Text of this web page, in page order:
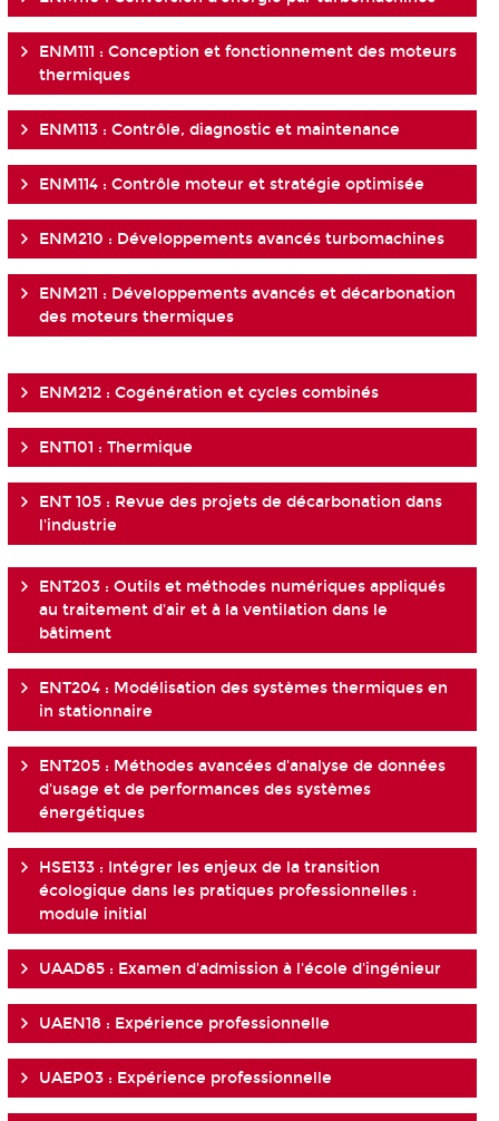
ENM111 : Conception et fonctionnement des moteurs
thermiques
ENM113 : Contrôle, diagnostic et maintenance
ENM114 : Contrôle moteur et stratégie optimisée
ENM210 : Développements avancés turbomachines
ENM211 : Développements avancés et décarbonation
des moteurs thermiques
ENM212 : Cogénération et cycles combinés
ENT101 : Thermique
ENT 105 : Revue des projets de décarbonation dans
l'industrie
ENT203 : Outils et méthodes numériques appliqués
au traitement d'air et à la ventilation dans le
bâtiment
ENT204 : Modélisation des systèmes thermiques en
in stationnaire
ENT205 : Méthodes avancées d'analyse de données
d'usage et de performances des systèmes
énergétiques
HSE133 : Intégrer les enjeux de la transition
écologique dans les pratiques professionnelles :
module initial
UAAD85 : Examen d'admission à l'école d'ingénieur
UAEN18 : Expérience professionnelle
UAEP03 : Expérience professionnelle